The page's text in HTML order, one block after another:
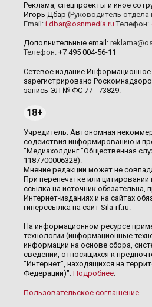
Реклама, спецпроекты и иное
Игорь Дбар (Руководитель
Email: i.dbar@osnmedia.ru Телефон:
Дополнительные email:
Телефон: +7 495 004-56-11
Сетевое издание
зарегистрировано
запись ЭЛ № ФС 77 - 73829.
18+
Учредитель: Автономная
содействия информированию и
"Медиахолдинг "Общественная
1187700006328).
Мнение редакции может не
При перепечатке или цитировании
ссылка на источник обязательна,
Интернет-изданиях и на сайтах
гиперссылка на сайт Sila-rf.ru.
На информационном ресурсе
технологии (информационные
информации на основе сбора,
сведений, относящихся к
"Интернет", находящихся на
Федерации)". Подробнее.
Пользовательское соглашение.